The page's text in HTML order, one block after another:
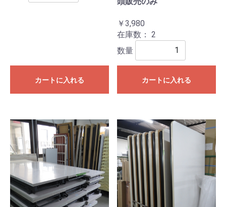
カートに入れる
￥3,980
在庫数： 2
数量
カートに入れる